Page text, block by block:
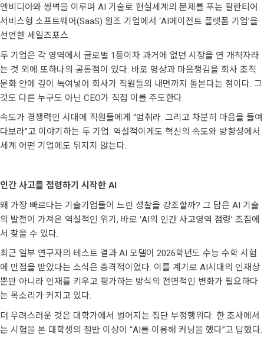
엔비디아와 쌍벽을 이루며 AI 기술로 현실세계의 문제를 푸는 팔란티어.
서비스형 소프트웨어(SaaS) 원조 기업에서 ‘AI에이전트 플랫폼 기업’을
선언한 세일즈포스.
두 기업은 각 영역에서 글로벌 1등이자 과거에 없던 시장을 연 개척자라
는 것 외에 또하나의 공통점이 있다. 바로 명상과 마음챙김을 회사 조직
문화 안에 깊이 녹여넣어 회사가 직원들의 내면까지 돌본다는 점이다. 그
것도 다른 누구도 아닌 CEO가 직접 이를 주도한다.
속도가 경쟁력인 시대에 직원들에게 “멈춰라. 그리고 차분히 마음을 들여
다보라”고 이야기하는 두 기업. 역설적이게도 혁신의 속도와 방향성에서
세계 어떤 기업에도 뒤지지 않는다.
인간 사고를 점령하기 시작한 AI
왜 가장 빠르다는 기술기업들이 느린 성찰을 강조할까? 그 답은 AI 기술
의 발전이 가져온 역설적인 위기, 바로 ‘AI의 인간 사고영역 점령’ 조짐에
서 찾을 수 있다.
최근 일부 연구자의 테스트 결과 AI 모델이 2026학년도 수능 수학 시험
에 만점을 받았다는 소식은 충격적이었다. 이를 계기로 AI시대의 인재상
뿐만 아니라 인재를 키우고 평가하는 방식의 전면적인 변화가 필요하다
는 목소리가 커지고 있다.
더 우려스러운 것은 대학가에서 벌어지는 집단 부정행위다. 한 조사에서
는 시험을 본 대학생의 절반 이상이 “AI를 이용해 커닝을 했다”고 답했다.